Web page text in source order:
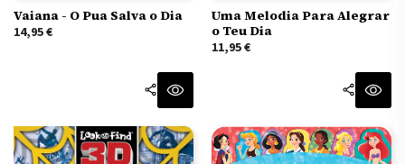
Vaiana - O Pua Salva o Dia
14,95€
Uma Melodia Para Alegrar
o Teu Dia
11,95€